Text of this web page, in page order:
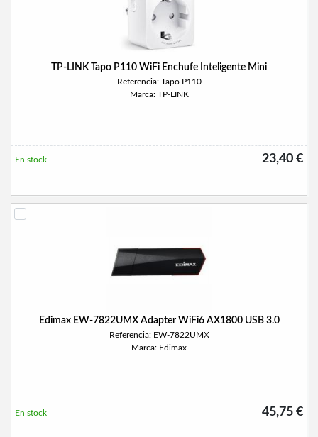
TP-LINK Tapo P110 WiFi Enchufe Inteligente Mini
Referencia: Tapo P110
Marca: TP-LINK
23,40 €
En stock
Edimax EW-7822UMX Adapter WiFi6 AX1800 USB 3.0
Referencia: EW-7822UMX
Marca: Edimax
45,75 €
En stock